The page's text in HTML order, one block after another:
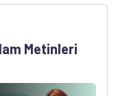
Metinleri